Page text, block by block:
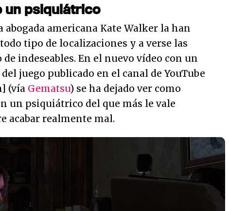
un psiquiátrico
abogada americana Kate Walker la han
tipo de localizaciones y a verse las
indeseables. En el nuevo vídeo con un
juego publicado en el canal de YouTube
(vía Gematsu) se ha dejado ver como
un psiquiátrico del que más le vale
acabar realmente mal.